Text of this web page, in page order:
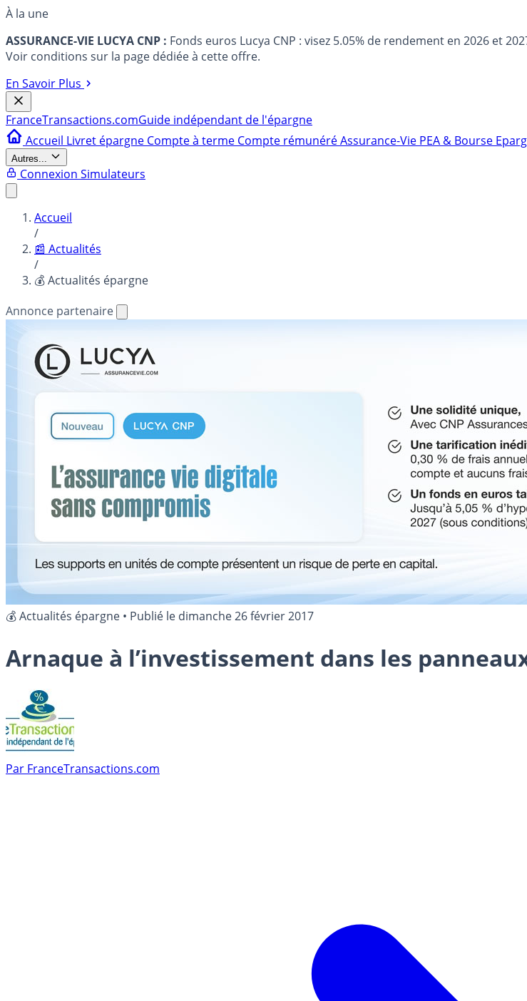
À la une
ASSURANCE-VIE LUCYA CNP : Fonds euros Lucya CNP : visez 5.05% de rendement en 2026 et
Voir conditions sur la page dédiée à cette offre.
En Savoir Plus
FranceTransactions.comGuide indépendant de l'épargne
Accueil Livret épargne Compte à terme Compte rémunéréAssurance-Vie PEA & Bourse
Autres...
Connexion Simulateurs
Accueil
/
📰 Actualités
/
💰 Actualités épargne
Annonce partenaire
💰 Actualités épargne • Publié le dimanche 26 février 2017
Arnaque à l’investissement dans les
Par FranceTransactions.com